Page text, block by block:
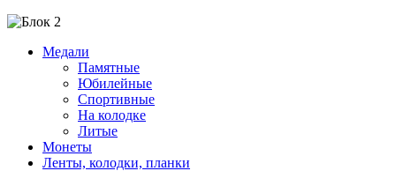
Медали
Памятные
Юбилейные
Спортивные
На колодке
Литые
Монеты
Ленты, колодки, планки